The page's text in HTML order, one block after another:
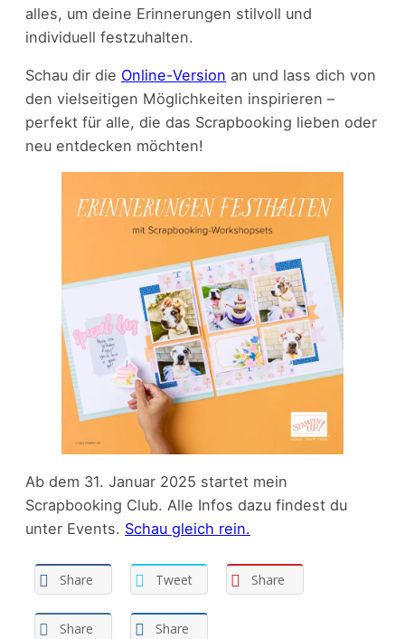
alles, um deine Erinnerungen stilvoll und
individuell festzuhalten.
Schau dir die Online-Version an und lass dich von
den vielseitigen Möglichkeiten inspirieren –
perfekt für alle, die das Scrapbooking lieben oder
neu entdecken möchten!
Ab dem 31. Januar 2025 startet mein
Scrapbooking Club. Alle Infos dazu findest du
unter Events. Schau gleich rein.
Share Tweet Share
Share Share